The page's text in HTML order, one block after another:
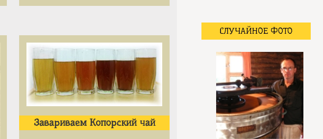
Завариваем Копорский чай
СЛУЧАЙНОЕ ФОТО